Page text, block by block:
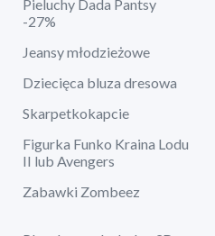
Pieluchy Dada Pantsy
-27%
Jeansy młodzieżowe
Dziecięca bluza dresowa
Skarpetkokapcie
Figurka Funko Kraina Lodu
II lub Avengers
Zabawki Zombeez